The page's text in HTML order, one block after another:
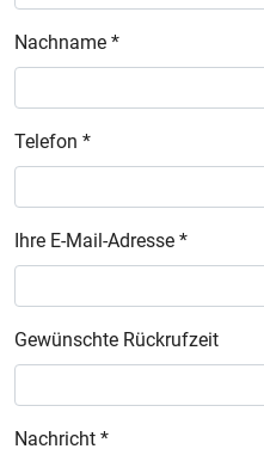
Nachname *
Telefon *
Ihre E-Mail-Adresse *
Gewünschte Rückrufzeit
Nachricht *